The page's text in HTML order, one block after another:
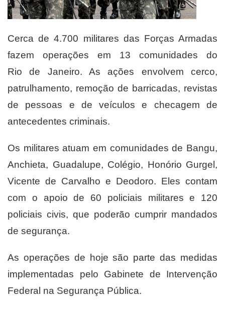
Cerca de 4.700 militares das Forças Armadas
fazem operações em 13 comunidades do
Rio de Janeiro. As ações envolvem cerco,
patrulhamento, remoção de barricadas, revistas
de pessoas e de veículos e checagem de
antecedentes criminais.
Os militares atuam em comunidades de Bangu,
Anchieta, Guadalupe, Colégio, Honório Gurgel,
Vicente de Carvalho e Deodoro. Eles contam
com o apoio de 60 policiais militares e 120
policiais civis, que poderão cumprir mandados
de segurança.
As operações de hoje são parte das medidas
implementadas pelo Gabinete de Intervenção
Federal na Segurança Pública.